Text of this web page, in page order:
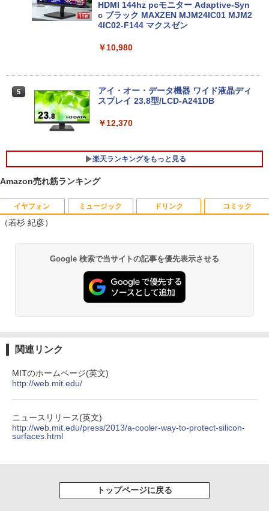
ノートパソコン 新品 14型 Office付き Wi
ndows11 第11世代Intel メモリ8GB SSD
定済 軽量 薄型 14インチ 学習用 PC 子ど
￥29,800
付き 初心者向けノートPC 初期設定済 1
5.6型 インテル高速CPU ランダムで発送
Webカメラ zoom 軽量薄型 無線 型番更
￥12,980
【ポイント10倍】美品 HP 400 G6 SF 9
世代 Core i5 9500 メモリ8GB 16GB 32
き デスクトップパソコン 中古パソコン P
2024 搭載 選択可 8世代 10世代 DELL 13
11a
5
【エントリーでポイント100％還元チャ
ンス】GMKtec G10 ミニPC【AMD Ryz
1T SSD】4C/8T 3.7GHz 64GB 16T拡張
2 WiFi5 Bluetooth5.0 Nucbox みにpc
Ryzen 5 N95/N97/N100/4300U/N150よ
￥61,999
HDMI 144hz pcモニター Adaptive-Syn
c ブラック MAXZEN MJM24IC01 MJM2
4IC02-F144 マクスゼン
￥10,980
5
アイ・オー・データ機器 ワイド液晶ディ
スプレイ 23.8型/LCD-A241DB
￥12,370
楽天ランキングをもっと見る
1
【本日限定★P最大29.5倍★お買い物マ
ターズガイド付 全国送料無料! HUNTER
×HUNTER ＜1-39巻セット＞ / 冨樫義博 /
全巻 漫画全巻 全巻セット ハンターxハン
ター/ハンターハンター
￥18,590
￥18,590
3
【送料無料】HUNTER×HUNTER 1-39巻
セット
Amazon売れ筋ランキング
イヤフォン
￥7,990
Anker Soundcore Liberty 5 ミッドナイトブ
￥14,990
レスイヤホン bluetooth イヤホン V12 小型
軽量 ブルートゥースHi-Fi 最大36時間再生 ぶ
ミュージック
[Explicit]
￥250
On My Road (Stadium ver.)
￥250
￥250
ドリンク
富士山の天然水 バナジウム含有 水 ミネラル
ウォーター ペットボトル 静岡県産 500ミリリ
ットル (Smart Basic)
￥1,380
￥1,112
by Amazon 天然水ラベルレス 2L×9本
by Amazon 炭酸水 ラベルレス 500ml ×24本
強炭酸水 ペットボトル 500ミリリットル (Sm
コミック
ンガンコミックス)
￥770
ONE PIECE モノクロ版 115 (ジャンプコミッ
￥594
コミックスDIGITAL)
（若杉 紀彦）
Google 検索で当サイトの記事を優先表示させる
関連リンク
MITのホームページ(英文)
http://web.mit.edu/
ニュースリリース(英文)
http://web.mit.edu/press/2013/a-cooler-way-to-protect-silicon-
surfaces.html
トップページに戻る